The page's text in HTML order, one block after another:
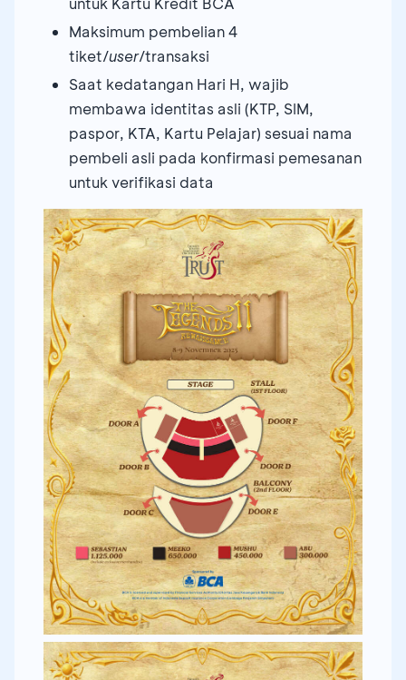
Maksimum pembelian 4
tiket/user/transaksi
Saat kedatangan Hari H, wajib
membawa identitas asli (KTP, SIM,
paspor, KTA, Kartu Pelajar) sesuai nama
pembeli asli pada konfirmasi pemesanan
untuk verifikasi data